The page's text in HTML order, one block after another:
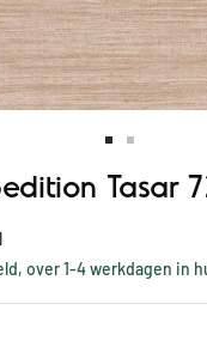
naarnaar
Tasar
over 1-4 werkdagen in